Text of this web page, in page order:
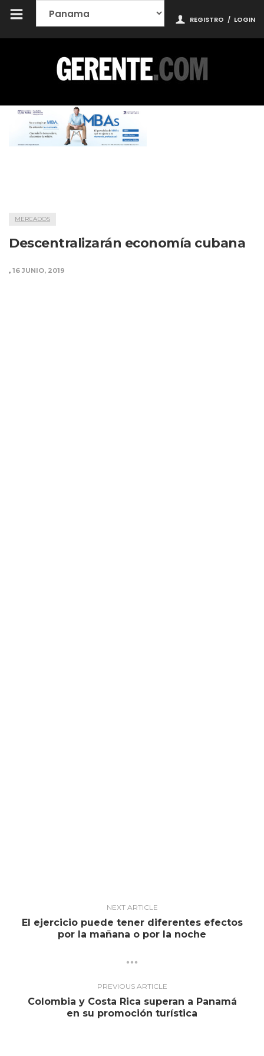
REGISTRO / LOGIN
MERCADOS
Descentralizarán economía cubana
, 16 JUNIO, 2019
NEXT ARTICLE
El ejercicio puede tener diferentes efectos
por la mañana o por la noche
PREVIOUS ARTICLE
Colombia y Costa Rica superan a Panamá
en su promoción turística